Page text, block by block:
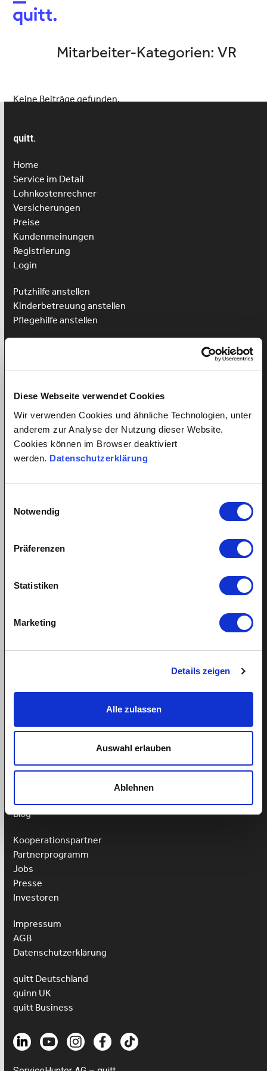
Diese Webseite verwendet Cookies
Wir verwenden Cookies und ähnliche Technologien, unter
anderem zur Analyse der Nutzung dieser Website.
Cookies können im Browser deaktiviert
werden. Datenschutzerklärung
Notwendig
Präferenzen
Statistiken
Marketing
Details zeigen
Alle zulassen
Auswahl erlauben
Ablehnen
Open
mobile
Close
mobile
Mitarbeiter-Kategorien:VR
Keine Beiträge gefunden.
quitt.
Home
Service im Detail
Lohnkostenrechner
Versicherungen
Preise
Kundenmeinungen
Registrierung
Login
Putzhilfe anstellen
Kinderbetreuung anstellen
Pflegehilfe anstellen
Arbeitnehmer Login
Alles über Arbeitsverhältnisse
Mindestlohn Haushaltshilfe?
Fairer Lohn Nanny
Hilfe
Mo-Fr: 9-13 Uhr
Blog
Kooperationspartner
Partnerprogramm
Jobs
Presse
Investoren
Impressum
AGB
Datenschutzerklärung
quitt Deutschland
quinn UK
quitt Business